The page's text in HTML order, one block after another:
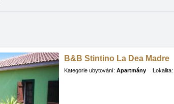
B&B Stintino La Dea Madre
Kategorie ubytování: Apartmány Lokalita: